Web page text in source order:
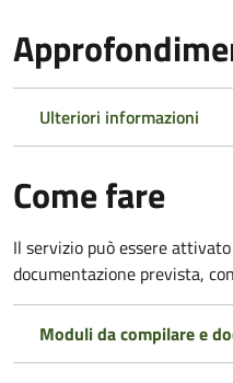
Ulteriori informazioni
Come fare
Il servizio può essere
documentazione prevista,
Moduli da compilare e